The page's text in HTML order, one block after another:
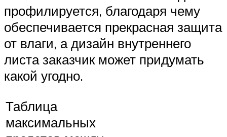
профилируется, благодаря чему
обеспечивается прекрасная защита
от влаги, а дизайн внутреннего
листа заказчик может придумать
какой угодно.
Таблица
максимальных